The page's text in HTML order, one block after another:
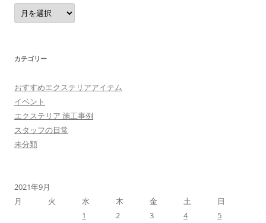
ア
ー
カ
カテゴリー
おすすめエクステリアアイテム
イベント
エクステリア 施工事例
スタッフの日常
未分類
2021年9月
月
火 水 木 金 土
日
1
2 3 4
5